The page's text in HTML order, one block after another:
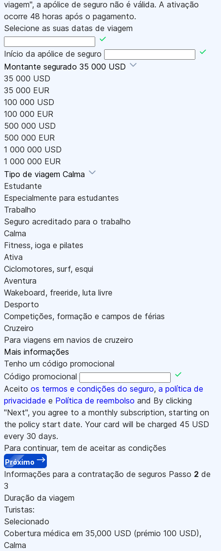
viagem", a apólice de seguro não é válida. A ativação
ocorre 48 horas após o pagamento.
Selecione as suas datas de viagem
Início da apólice de seguro
Montante segurado 35 000 USD
35 000 USD
35 000 EUR
100 000 USD
100 000 EUR
500 000 USD
500 000 EUR
1 000 000 USD
1 000 000 EUR
Tipo de viagem Calma
Estudante
Especialmente para estudantes
Trabalho
Seguro acreditado para o trabalho
Calma
Fitness, ioga e pilates
Ativa
Ciclomotores, surf, esqui
Aventura
Wakeboard, freeride, luta livre
Desporto
Competições, formação e campos de férias
Cruzeiro
Para viagens em navios de cruzeiro
Mais informações
Tenho um código promocional
Código promocional
Aceito os termos e condições do seguro, a política de
privacidade e Política de reembolso and By clicking
"Next", you agree to a monthly subscription, starting on
the policy start date. Your card will be charged 45 USD
every 30 days.
Para continuar, tem de aceitar as condições
Próximo
Informações para a contratação de seguros Passo 2 de
3
Duração da viagem
Turistas:
Selecionado
Cobertura médica em 35,000 USD (prémio 100 USD),
Calma